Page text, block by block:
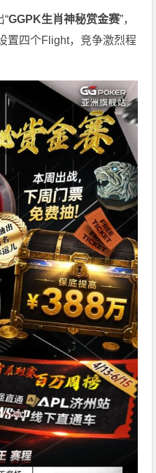
“GGPK生肖神秘赏金赛”，
置四个Flight，竞争激烈程